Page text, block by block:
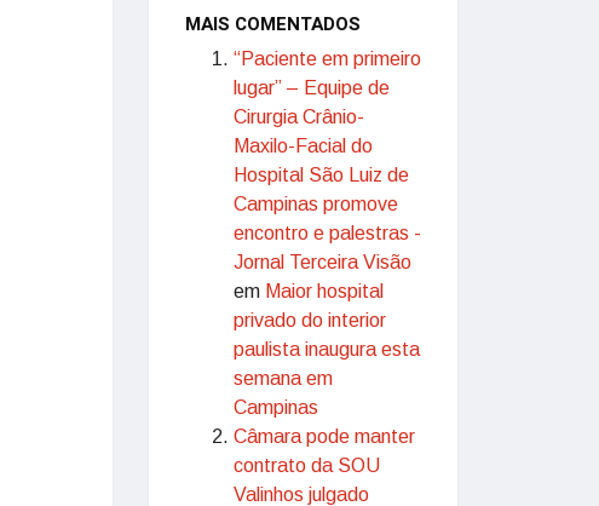
MAIS COMENTADOS
“Paciente em primeiro
lugar” – Equipe de
Cirurgia Crânio-
Maxilo-Facial do
Hospital São Luiz de
Campinas promove
encontro e palestras -
Jornal Terceira Visão
em Maior hospital
privado do interior
paulista inaugura esta
semana em
Campinas
Câmara pode manter
contrato da SOU
Valinhos julgado